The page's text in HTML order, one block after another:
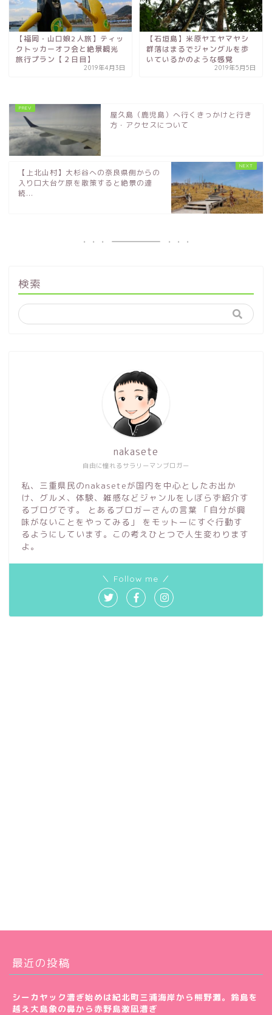
【福岡・山口娘2人旅】ティッ
クトッカーオフ会と絶景観光
旅行プラン【２日目】
2019年4月3日
【石垣島】米原ヤエヤマヤシ
群落はまるでジャングルを歩
いているかのような感覚
2019年5月5日
屋久島（鹿児島）へ行くきっかけと行き
方・アクセスについて
【上北山村】大杉谷への奈良県側からの
入り口大台ケ原を散策すると絶景の連
続...
検索
自由に憧れるサラリーマンブロガー
nakasete
私、三重県民のnakaseteが国内を中心としたお出か
け、グルメ、体験、雑感などジャンルをしぼらず紹介す
るブログです。 とあるブロガーさんの言葉 「自分が興
味がないことをやってみる」 をモットーにすぐ行動す
るようにしています。この考えひとつで人生変わります
よ。
＼ Follow me ／
最近の投稿
シーカヤック漕ぎ始めは紀北町三浦海岸から熊野灘。鈴島を
越え大島象の鼻から赤野島激凪漕ぎ